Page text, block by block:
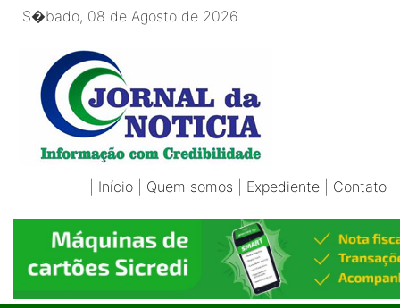
S�bado, 08 de Agosto de 2026
Início Quem somos Expediente Contato